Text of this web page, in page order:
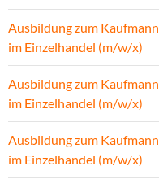
Ausbildung zum Kaufmann
im Einzelhandel (m/w/x)
Ausbildung zum Kaufmann
im Einzelhandel (m/w/x)
Ausbildung zum Kaufmann
im Einzelhandel (m/w/x)